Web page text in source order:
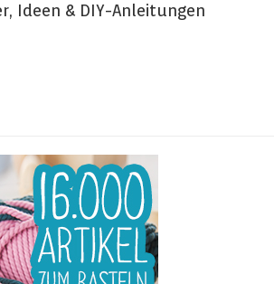
Ideen & DIY-Anleitungen